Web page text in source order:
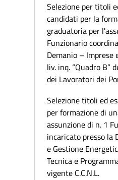
Selezione per titoli
candidati per la
graduatoria per
Funzionario
Demanio – Imprese
liv. inq. “Quadro B”
dei Lavoratori dei
Selezione titoli ed
per formazione di
assunzione di n. 1
incaricato presso
e Gestione
Tecnica e
vigente C.C.N.L.